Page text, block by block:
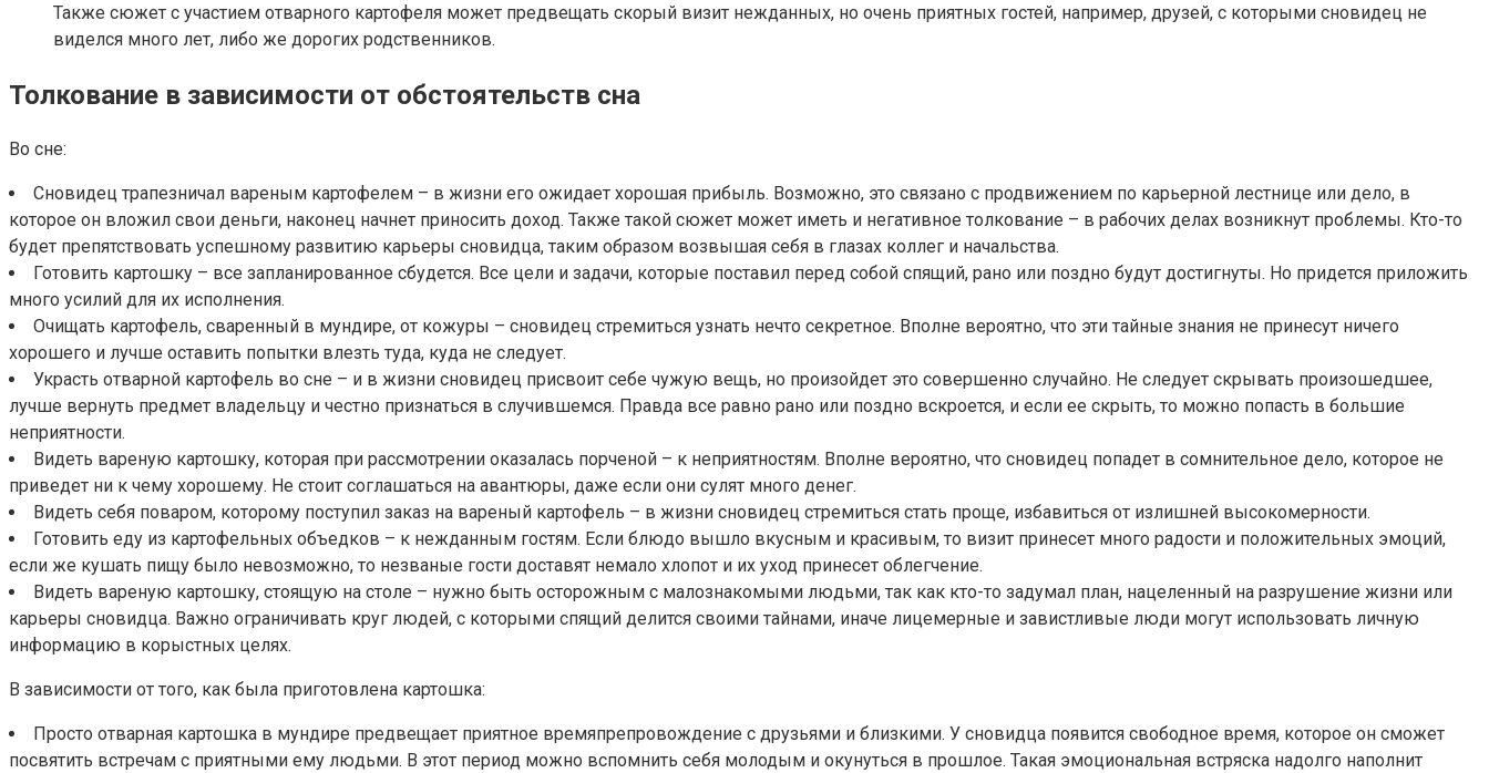
Также сюжет с участием отварного картофеля может предвещать скорый визит нежданных, но очень приятных гостей, например, друзей, с которыми сновидец не
виделся много лет, либо же дорогих родственников.
Толкование в зависимости от обстоятельств сна
Во сне:
Сновидец трапезничал вареным картофелем – в жизни его ожидает хорошая прибыль. Возможно, это связано с продвижением по карьерной лестнице или дело, в
которое он вложил свои деньги, наконец начнет приносить доход. Также такой сюжет может иметь и негативное толкование – в рабочих делах возникнут проблемы. Кто-то
будет препятствовать успешному развитию карьеры сновидца, таким образом возвышая себя в глазах коллег и начальства.
Готовить картошку – все запланированное сбудется. Все цели и задачи, которые поставил перед собой спящий, рано или поздно будут достигнуты. Но придется приложить
много усилий для их исполнения.
Очищать картофель, сваренный в мундире, от кожуры – сновидец стремиться узнать нечто секретное. Вполне вероятно, что эти тайные знания не принесут ничего
хорошего и лучше оставить попытки влезть туда, куда не следует.
Украсть отварной картофель во сне – и в жизни сновидец присвоит себе чужую вещь, но произойдет это совершенно случайно. Не следует скрывать произошедшее,
лучше вернуть предмет владельцу и честно признаться в случившемся. Правда все равно рано или поздно вскроется, и если ее скрыть, то можно попасть в большие
неприятности.
Видеть вареную картошку, которая при рассмотрении оказалась порченой – к неприятностям. Вполне вероятно, что сновидец попадет в сомнительное дело, которое не
приведет ни к чему хорошему. Не стоит соглашаться на авантюры, даже если они сулят много денег.
Видеть себя поваром, которому поступил заказ на вареный картофель – в жизни сновидец стремиться стать проще, избавиться от излишней высокомерности.
Готовить еду из картофельных объедков – к нежданным гостям. Если блюдо вышло вкусным и красивым, то визит принесет много радости и положительных эмоций,
если же кушать пищу было невозможно, то незваные гости доставят немало хлопот и их уход принесет облегчение.
Видеть вареную картошку, стоящую на столе – нужно быть осторожным с малознакомыми людьми, так как кто-то задумал план, нацеленный на разрушение жизни или
карьеры сновидца. Важно ограничивать круг людей, с которыми спящий делится своими тайнами, иначе лицемерные и завистливые люди могут использовать личную
информацию в корыстных целях.
В зависимости от того, как была приготовлена картошка:
Просто отварная картошка в мундире предвещает приятное времяпрепровождение с друзьями и близкими. У сновидца появится свободное время, которое он сможет
посвятить встречам с приятными ему людьми. В этот период можно вспомнить себя молодым и окунуться в прошлое. Такая эмоциональная встряска надолго наполнит